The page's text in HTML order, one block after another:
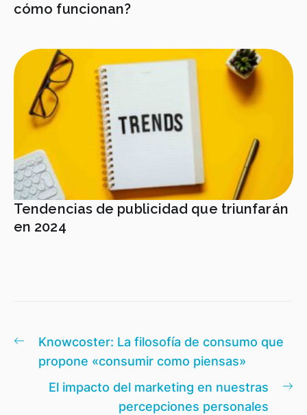
cómo funcionan?
Tendencias de publicidad que triunfarán
en 2024
Navegación
entradas
Entrada
anterior:
Knowcoster: La filosofía de consumo que
propone «consumir como piensas»
El impacto del marketing en nuestras
percepciones personales